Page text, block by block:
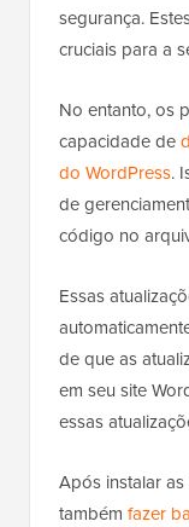
segurança.
cruciais para a
No entanto, os
capacidade de
do WordPress.
de
código no
Essas
de que as
em seu site
essas
Após instalar
também fazer